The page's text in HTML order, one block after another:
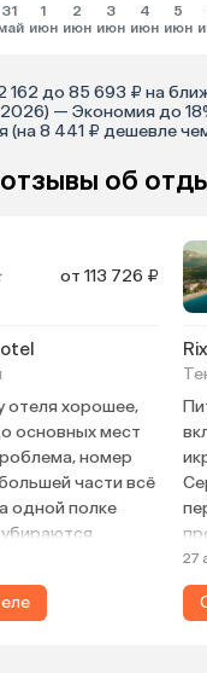
31
1
июн
2
июн
3
июн
4
июн
5
июн
162 до 85 693 ₽ на
— Экономия до
(на 8 441 ₽ дешевле
об
от 113 726 ₽
отеля хорошее,
основных мест
номер
части всё
одной полке
воду.
чтобы
27